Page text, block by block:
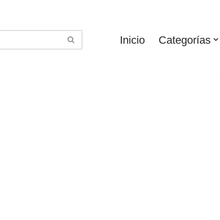
Inicio Categorías